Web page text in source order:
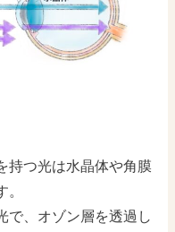
持つ光は水晶体や角膜
で、オゾン層を透過し